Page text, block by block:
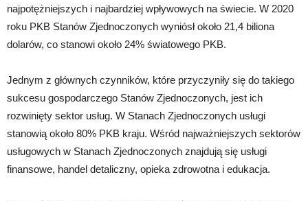
najpotężniejszych i najbardziej wpływowych na świecie. W 2020
roku PKB Stanów Zjednoczonych wyniósł około 21,4 biliona
dolarów, co stanowi około 24% światowego PKB.
Jednym z głównych czynników, które przyczyniły się do takiego
sukcesu gospodarczego Stanów Zjednoczonych, jest ich
rozwinięty sektor usług. W Stanach Zjednoczonych usługi
stanowią około 80% PKB kraju. Wśród najważniejszych sektorów
usługowych w Stanach Zjednoczonych znajdują się usługi
finansowe, handel detaliczny, opieka zdrowotna i edukacja.